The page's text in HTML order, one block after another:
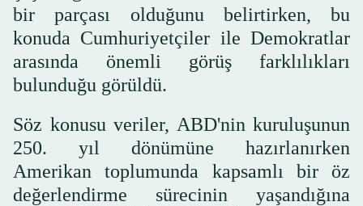
bir parçası olduğunu belirtirken, bu
konuda Cumhuriyetçiler ile Demokratlar
arasında önemli görüş farklılıkları
bulunduğu görüldü.
Söz konusu veriler, ABD'nin kuruluşunun
250. yıl dönümüne hazırlanırken
Amerikan toplumunda kapsamlı bir öz
değerlendirme sürecinin yaşandığına